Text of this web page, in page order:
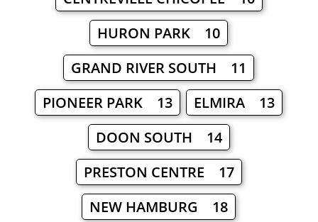
HURON PARK 10
GRAND RIVER SOUTH 11
PIONEER PARK 13
ELMIRA 13
DOON SOUTH 14
PRESTON CENTRE 17
NEW HAMBURG 18